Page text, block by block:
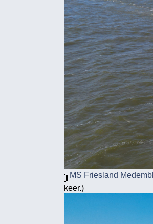
MS Friesland
keer.)